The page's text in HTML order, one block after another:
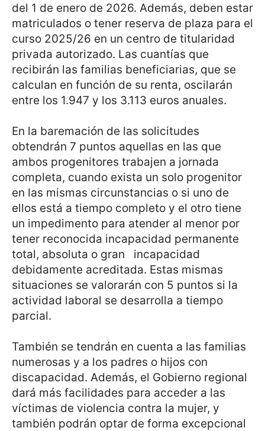
del 1 de enero de 2026. Además, deben estar
matriculados o tener reserva de plaza para el
curso 2025/26 en un centro de titularidad
privada autorizado. Las cuantías que
recibirán las familias beneficiarias, que se
calculan en función de su renta, oscilarán
entre los 1.947 y los 3.113 euros anuales.
En la baremación de las solicitudes
obtendrán 7 puntos aquellas en las que
ambos progenitores trabajen a jornada
completa, cuando exista un solo progenitor
en las mismas circunstancias o si uno de
ellos está a tiempo completo y el otro tiene
un impedimento para atender al menor por
tener reconocida incapacidad permanente
total, absoluta o gran incapacidad
debidamente acreditada. Estas mismas
situaciones se valorarán con 5 puntos si la
actividad laboral se desarrolla a tiempo
parcial.
También se tendrán en cuenta a las familias
numerosas y a los padres o hijos con
discapacidad. Además, el Gobierno regional
dará más facilidades para acceder a las
víctimas de violencia contra la mujer, y
también podrán optar de forma excepcional